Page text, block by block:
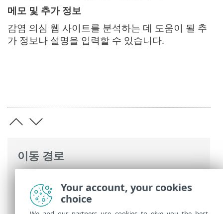
이동 경로
명령과 함께 ESET Server Security>도구
분석용 샘플 전송
메모 및 추가 정보
감염 의심 웹 사이트를 분석하는 데 도움이 될 추
가 정보나 설명을 입력할 수 있습니다.
Your account, your cookies
choice